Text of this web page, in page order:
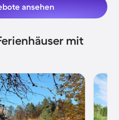
ansehen
mit